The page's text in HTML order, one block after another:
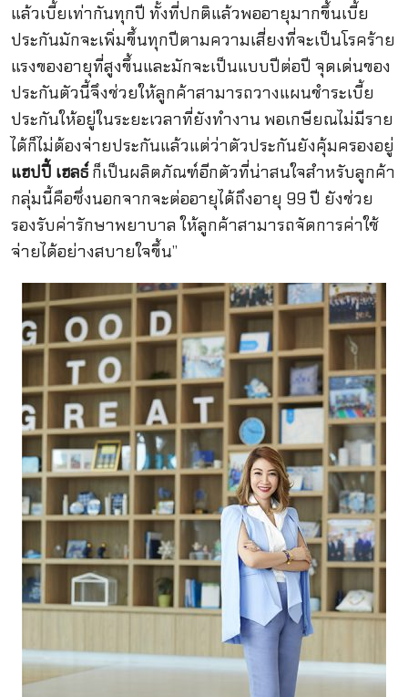
แล้วเบี้ยเท่ากันทุกปี ทั้งที่ปกติแล้วพออายุมากขึ้นเบี้ย
ประกันมักจะเพิ่มขึ้นทุกปีตามความเสี่ยงที่จะเป็นโรคร้าย
แรงของอายุที่สูงขึ้นและมักจะเป็นแบบปีต่อปี จุดเด่นของ
ประกันตัวนี้จึงช่วยให้ลูกค้าสามารถวางแผนชำระเบี้ย
ประกันให้อยู่ในระยะเวลาที่ยังทำงาน พอเกษียณไม่มีราย
ได้ก็ไม่ต้องจ่ายประกันแล้วแต่ว่าตัวประกันยังคุ้มครองอยู่
แฮปปี้ เฮลธ์ก็เป็นผลิตภัณฑ์อีกตัวที่น่าสนใจสำหรับลูกค้า
กลุ่มนี้คือซึ่งนอกจากจะต่ออายุได้ถึงอายุ 99 ปี ยังช่วย
รองรับค่ารักษาพยาบาล ให้ลูกค้าสามารถจัดการค่าใช้
จ่ายได้อย่างสบายใจขึ้น”